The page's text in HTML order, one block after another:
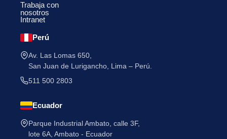
Trabaja con
nosotros
Intranet
Perú
Av. Las Lomas 650,
San Juan de Lurigancho, Lima – Perú.
511 500 2803
Ecuador
Parque Industrial Ambato, calle 3F,
lote 6A, Ambato - Ecuador